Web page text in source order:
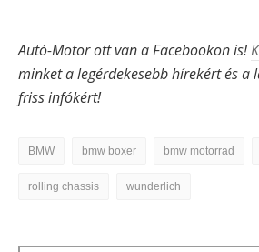
Autó-Motor ott van a Facebookon is!
minket a legérdekesebb hírekért és a
friss infókért!
BMW bmw boxer bmw motorrad
rolling chassis wunderlich